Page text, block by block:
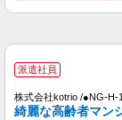
派遣社員
株式会社kotrio /●NG-H-
綺麗な高齢者マン